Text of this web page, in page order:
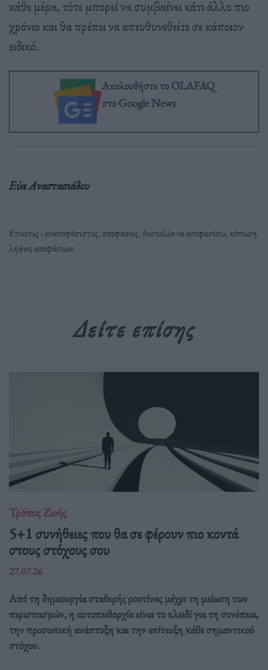
κάθε μέρα, τότε μπορεί να συμβαίνει κάτι άλλο πιο
χρόνιο και θα πρέπει να απευθυνεθείτε σε κάποιον
ειδικό.
Ακολουθήστε το OLAFAQ
στο Google News
Εύα Αναστασιάδου
Ετικέτες :αναποφάσιστος,αποφάσεις,δυσκολία να αποφασίσω,κόπωση
λήψεις αποφάσεων.
Δείτε επίσης
Τρόπος Ζωής
5+1 συνήθειες που θα σε φέρουν πιο κοντά
στους στόχους σου
27.07.26
Από τη δημιουργία σταθερής ρουτίνας μέχρι τη μείωση των
περισπασμών, η αυτοπειθαρχία είναι το κλειδί για τη συνέπεια,
την προσωπική ανάπτυξη και την επίτευξη κάθε σημαντικού
στόχου.